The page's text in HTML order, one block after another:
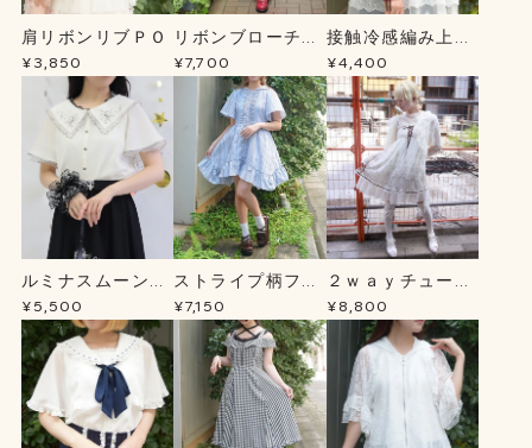
肩リボンリブＰＯ
¥3,850
リボンブローチ薔
薇刺繍ＯＰ
¥7,700
接触冷感編み上げ
ニットＣＤ
¥4,400
ルミナスムーン刺
繍ブラウス
¥5,500
ストライプ柄フー
ドシャツＯＰ
¥7,150
２ｗａｙチュール
チュニック
¥8,800